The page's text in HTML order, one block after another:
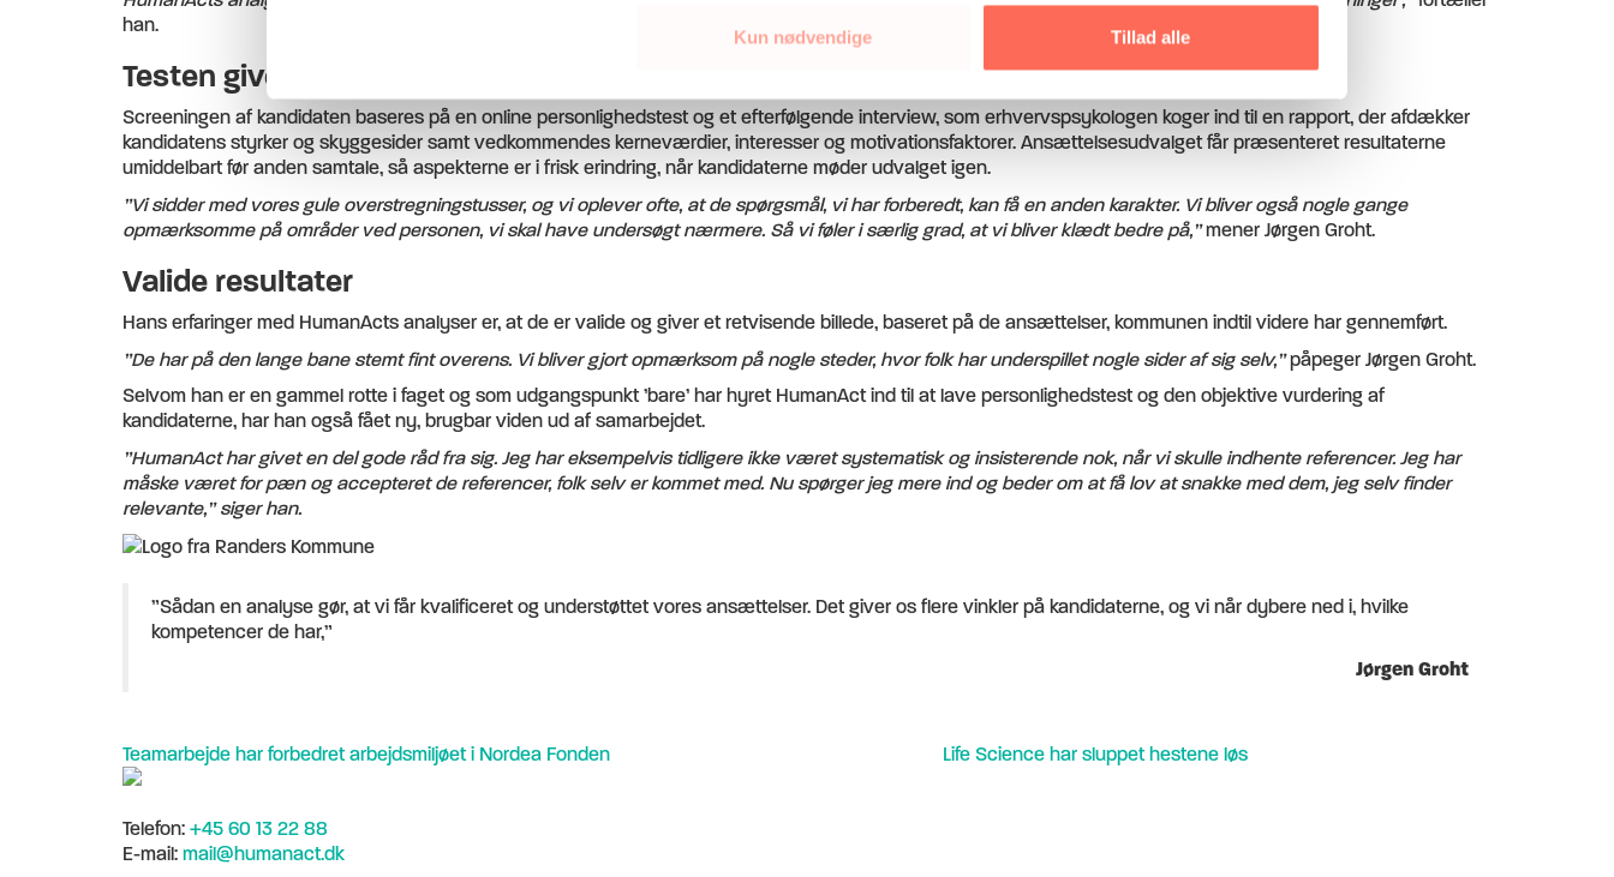
Kun nødvendige Tillad alle
han.
Testen giver ny viden
Screeningen af kandidaten baseres på en online personlighedstest og et efterfølgende interview, som erhvervspsykologen koger ind til en rapport, der afdækker
kandidatens styrker og skyggesider samt vedkommendes kerneværdier, interesser og motivationsfaktorer. Ansættelsesudvalget får præsenteret resultaterne
umiddelbart før anden samtale, så aspekterne er i frisk erindring, når kandidaterne møder udvalget igen.
”Vi sidder med vores gule overstregningstusser, og vi oplever ofte, at de spørgsmål, vi har forberedt, kan få en anden karakter. Vi bliver også nogle gange
opmærksomme på områder ved personen, vi skal have undersøgt nærmere. Så vi føler i særlig grad, at vi bliver klædt bedre på,”mener Jørgen Groht.
Valide resultater
Hans erfaringer med HumanActs analyser er, at de er valide og giver et retvisende billede, baseret på de ansættelser, kommunen indtil videre har gennemført.
”De har på den lange bane stemt fint overens. Vi bliver gjort opmærksom på nogle steder, hvor folk har underspillet nogle sider af sig selv,”påpeger Jørgen Groht.
Selvom han er en gammel rotte i faget og som udgangspunkt ’bare’ har hyret HumanAct ind til at lave personlighedstest og den objektive vurdering af
kandidaterne, har han også fået ny, brugbar viden ud af samarbejdet.
”HumanAct har givet en del gode råd fra sig. Jeg har eksempelvis tidligere ikke været systematisk og insisterende nok, når vi skulle indhente referencer. Jeg har
måske været for pæn og accepteret de referencer, folk selv er kommet med. Nu spørger jeg mere ind og beder om at få lov at snakke med dem, jeg selv finder
relevante,” siger han.
”Sådan en analyse gør, at vi får kvalificeret og understøttet vores ansættelser. Det giver os flere vinkler på kandidaterne, og vi når dybere ned i, hvilke
kompetencer de har,”
Jørgen Groht
Teamarbejde har forbedret arbejdsmiljøet i Nordea Fonden Life Science har sluppet hestene løs
Telefon: +45 60 13 22 88
E-mail: mail@humanact.dk